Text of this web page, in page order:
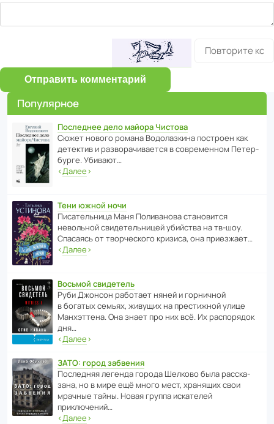
Отправить комментарий
Популярное
Последнее дело майора Чистова
Сюжет нового романа Водо­ла­з­кина пост­роен как
дете­ктив и разво­ра­чи­ва­ется в совре­менном Пете­р­
бурге. Убивают…
‹Далее›
Тени южной ночи
Писа­тель­ница Маня Поли­ва­нова стано­вится
невольной свиде­тель­ницей убийства на тв-шоу.
Спасаясь от твор­че­с­кого кризиса, она приезжает…
‹Далее›
Восьмой свидетель
Руби Джонсон рабо­тает няней и горни­чной
в богатых семьях, живущих на прес­ти­жной улице
Манх­эт­тена. Она знает про них всё. Их распо­рядок
дня…
‹Далее›
ЗАТО: город забвения
После­дняя легенда города Шелково была расска­
зана, но в мире ещё много мест, хранящих свои
мрачные тайны. Новая группа иска­телей
приключений…
‹Далее›